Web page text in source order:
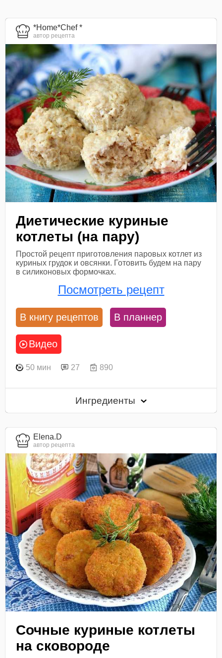
*Home*Chef *
автор рецепта
Диетические куриные
котлеты (на пару)
Простой рецепт приготовления паровых котлет из
куриных грудок и овсянки. Готовить будем на пару
в силиконовых формочках.
Посмотреть рецепт
В книгу рецептов В планнер
Видео
50 мин 27 890
Ингредиенты
Elena.D
автор рецепта
Сочные куриные котлеты
на сковороде